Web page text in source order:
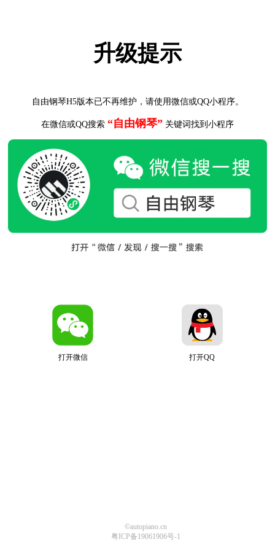
升级提示
自由钢琴H5版本已不再维护，请使用微信或QQ小程序。
在微信或QQ搜索 “自由钢琴” 关键词找到小程序
打开微信 打开QQ
©autopiano.cn
粤ICP备19061906号-1